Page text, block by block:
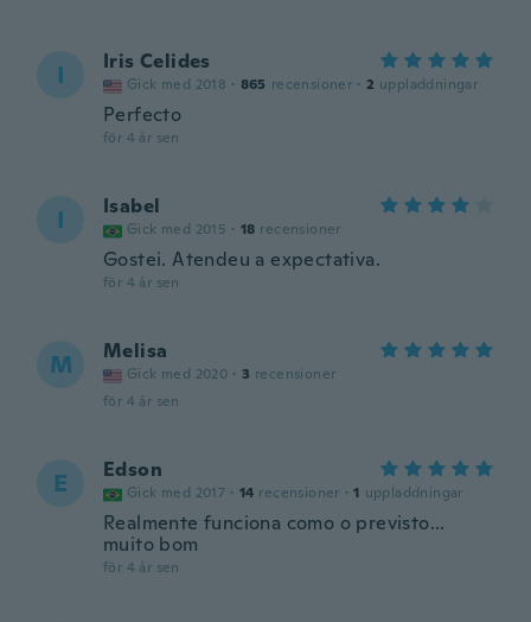
I Iris Celides
Gick med 2018 · 865 recensioner · 2 uppladdningar
Perfecto
för 4 år sen
I Isabel
Gick med 2015 · 18 recensioner
Gostei. Atendeu a expectativa.
för 4 år sen
M Melisa
Gick med 2020 · 3 recensioner
för 4 år sen
E Edson
Gick med 2017 · 14 recensioner · 1 uppladdningar
Realmente funciona como o previsto...
muito bom
för 4 år sen